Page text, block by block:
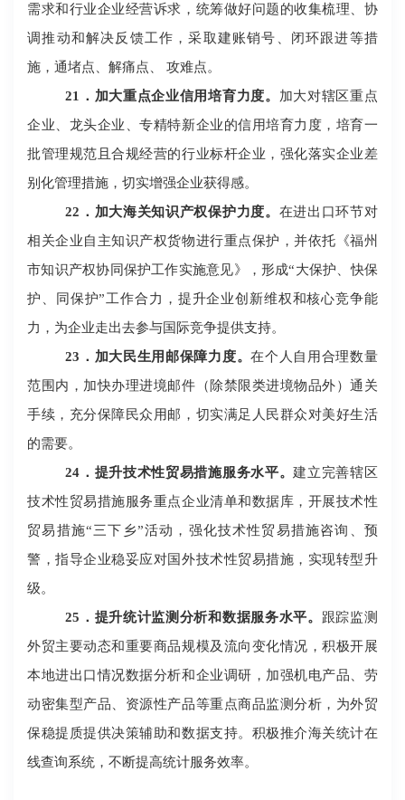
需求和行业企业经营诉求，统筹做好问题的收集梳理、协
调推动和解决反馈工作，采取建账销号、闭环跟进等措
施，通堵点、解痛点、
攻难点。
21 ．加大重点企业信用培育力度。 加大对辖区重点
企业、龙头企业、专精特新企业的信用培育力度，培育一
批管理规范且合规经营的行业标杆企业，强化落实企业差
别化管理措施，切实增强企业获得感。
22 ．加大海关知识产权保护力度。 在进出口环节对
相关企业自主知识产权货物进行重点保护，并依托《福州
市知识产权协同保护工作实施意见》，形成“大保护、快保
护、同保护”工作合力，提升企业创新维权和核心竞争能
力，为企业走出去参与国际竞争提供支持。
23 ．加大民生用邮保障力度。在个人自用合理数量
范围内，加快办理进境邮件（除禁限类进境物品外）通关
手续，充分保障民众用邮，切实满足人民群众对美好生活
的需要。
24 ．提升技术性贸易措施服务水平。建立完善辖区
技术性贸易措施服务重点企业清单和数据库，开展技术性
贸易措施“三下乡”活动，强化技术性贸易措施咨询、预
警，指导企业稳妥应对国外技术性贸易措施，实现转型升
级。
25 ．提升统计监测分析和数据服务水平。 跟踪监测
外贸主要动态和重要商品规模及流向变化情况，积极开展
本地进出口情况数据分析和企业调研，加强机电产品、劳
动密集型产品、资源性产品等重点商品监测分析，为外贸
保稳提质提供决策辅助和数据支持。积极推介海关统计在
线查询系统，不断提高统计服务效率。